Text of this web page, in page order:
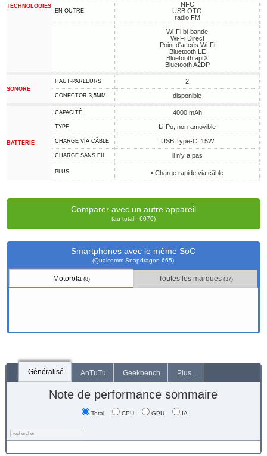
TECHNOLOGIES
EN OUTRE
NFC
USB OTG
radio FM
Wi-Fi bi-bande
Wi-Fi Direct
Point d'accès Wi-Fi
Bluetooth LE
Bluetooth aptX
Bluetooth A2DP
SONORE
HAUT-PARLEURS 2
CONECTOR 3,5MM disponible
BATTERIE
CAPACITÉ 4000 mAh
TYPE Li-Po, non-amovible
CHARGE VIA CÂBLE USB Type-C, 15W
CHARGE SANS FIL il n'y a pas
PLUS • Charge rapide via câble
Comparer avec un autre appareil
(au total - 6070)
Smartphones avec le même SoC
(Qualcomm Snapdragon 665)
Motorola(8) Toutes les marques(37)
Généralisé AnTuTu Geekbench Plus...
Note de performance sommaire
Total CPU GPU IA